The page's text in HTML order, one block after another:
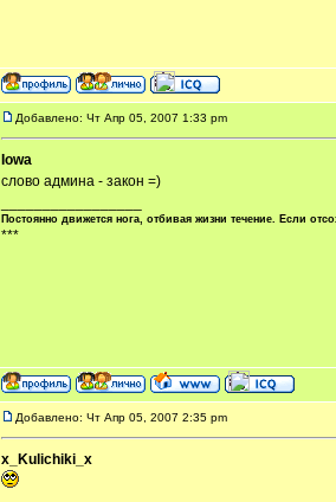
Добавлено: Чт Апр 05, 2007 1:33 pm
Iowa
слово админа - закон =)
Постоянно движется нога, отбивая жизни течение. Если
***
Добавлено: Чт Апр 05, 2007 2:35 pm
x_Kulichiki_x